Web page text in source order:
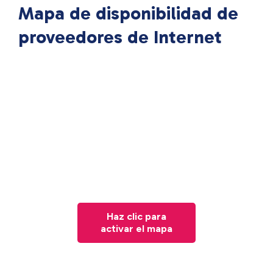
Mapa de disponibilidad de
proveedores de Internet
Haz clic para
activar el mapa